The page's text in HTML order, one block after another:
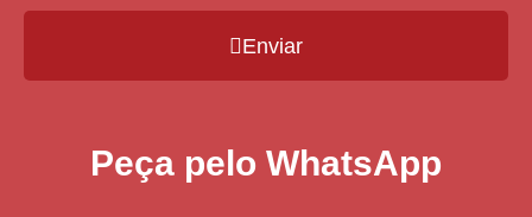
Enviar
Peça pelo WhatsApp